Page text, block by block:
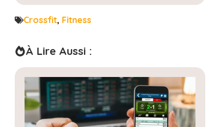
Crossfit, Fitness
À Lire Aussi :